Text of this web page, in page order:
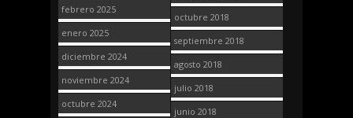
febrero 2025
enero 2025
diciembre 2024
noviembre 2024
octubre 2024
octubre 2018
septiembre 2018
agosto 2018
julio 2018
junio 2018